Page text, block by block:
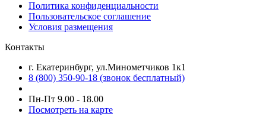
Политика конфиденциальности
Пользовательское соглашение
Условия размещения
Контакты
г. Екатеринбург, ул.Минометчиков 1к1
8 (800) 350-90-18 (звонок бесплатный)
Пн-Пт 9.00 - 18.00
Посмотреть на карте